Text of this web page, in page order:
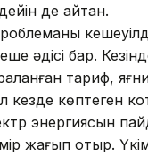
де айтқан.
әдісі бар.
тариф,
кезде көптеген
энергиясын
жағып отыр.